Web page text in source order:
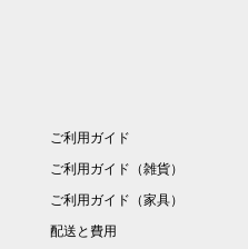
ご利用ガイド
ご利用ガイド（雑貨）
ご利用ガイド（家具）
配送と費用